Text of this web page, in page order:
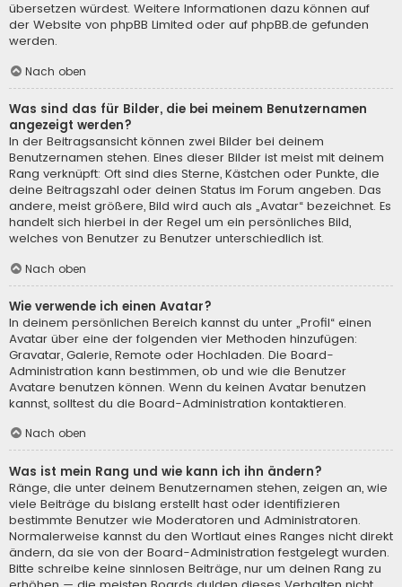
übersetzen würdest. Weitere Informationen dazu können auf
der Website von phpBB Limited oder auf phpBB.de gefunden
werden.
Nach oben
Was sind das für Bilder, die bei meinem Benutzernamen
angezeigt werden?
In der Beitragsansicht können zwei Bilder bei deinem
Benutzernamen stehen. Eines dieser Bilder ist meist mit deinem
Rang verknüpft: Oft sind dies Sterne, Kästchen oder Punkte, die
deine Beitragszahl oder deinen Status im Forum angeben. Das
andere, meist größere, Bild wird auch als „Avatar“ bezeichnet. Es
handelt sich hierbei in der Regel um ein persönliches Bild,
welches von Benutzer zu Benutzer unterschiedlich ist.
Nach oben
Wie verwende ich einen Avatar?
In deinem persönlichen Bereich kannst du unter „Profil“ einen
Avatar über eine der folgenden vier Methoden hinzufügen:
Gravatar, Galerie, Remote oder Hochladen. Die Board-
Administration kann bestimmen, ob und wie die Benutzer
Avatare benutzen können. Wenn du keinen Avatar benutzen
kannst, solltest du die Board-Administration kontaktieren.
Nach oben
Was ist mein Rang und wie kann ich ihn ändern?
Ränge, die unter deinem Benutzernamen stehen, zeigen an, wie
viele Beiträge du bislang erstellt hast oder identifizieren
bestimmte Benutzer wie Moderatoren und Administratoren.
Normalerweise kannst du den Wortlaut eines Ranges nicht direkt
ändern, da sie von der Board-Administration festgelegt wurden.
Bitte schreibe keine sinnlosen Beiträge, nur um deinen Rang zu